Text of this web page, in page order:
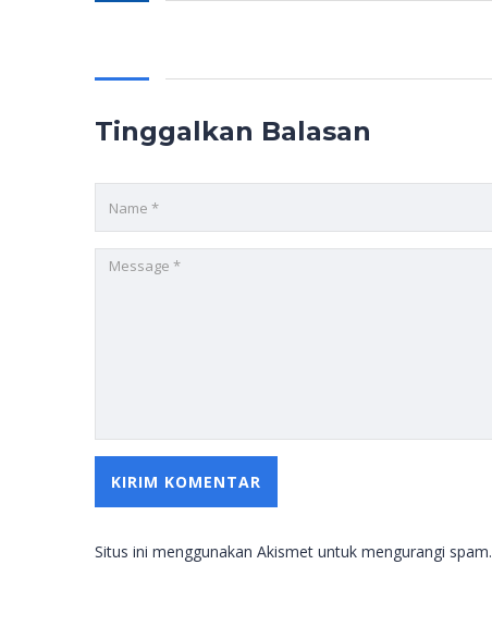
Tinggalkan Balasan
Situs ini menggunakan Akismet untuk mengurangi spam.